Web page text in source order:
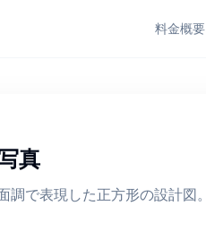
料金概要
真
で表現した正方形の設計図。